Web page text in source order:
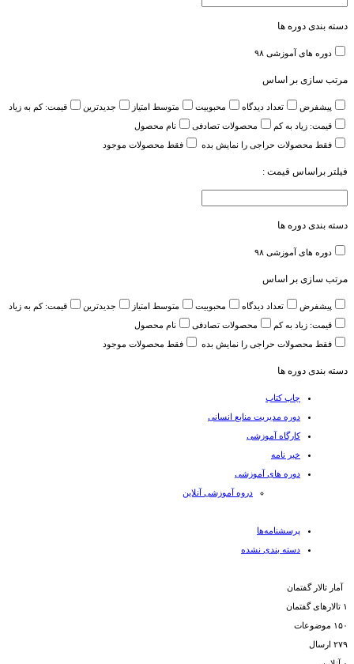
دسته بندی دوره ها
دوره های آموزشی ۹۸
مرتب سازی بر اساس
پیشفرض تعداد دیدگاه محبوبیت متوسط امتیاز جدیدترین
قیمت: کم به زیاد
قیمت: زیاد به کم
محصولات تصادفی
نام محصول
فقط محصولات حراجی را نمایش بده
فقط محصولات موجود
فیلتر براساس قیمت :
دسته بندی دوره ها
دوره های آموزشی ۹۸
مرتب سازی بر اساس
پیشفرض تعداد دیدگاه محبوبیت متوسط امتیاز جدیدترین
قیمت: کم به زیاد
قیمت: زیاد به کم
محصولات تصادفی
نام محصول
فقط محصولات حراجی را نمایش بده
فقط محصولات موجود
دسته بندی دوره ها
چاپ کتاب
دوره مدیریت منابع انسانی
کارگاه آموزشی
خبر نامه
دوره های آموزشی
دروه آموزشی آنلاین
پرسشنامه‌ها
دسته بندی نشده
آمار تالار گفتمان
۱ تالارهای گفتمان
۱۵۰ موضوعات
۲۷۹ ارسال‌